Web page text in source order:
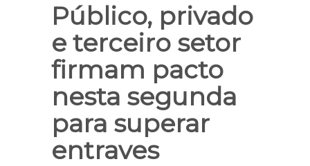
Público, privado
e terceiro setor
firmam pacto
nesta segunda
para superar
entraves